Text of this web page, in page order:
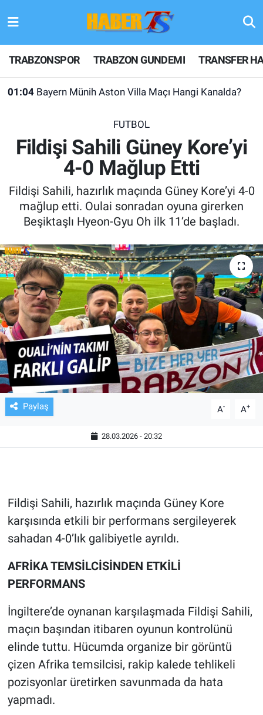
TRABZONSPOR TRABZON GUNDEMI TRANSFER
01:04 Bayern Münih Aston Villa Maçı Hangi Kanalda?
FUTBOL
Fildişi Sahili Güney Kore’yi
4-0 Mağlup Etti
Fildişi Sahili, hazırlık maçında Güney Kore’yi 4-0
mağlup etti. Oulai sonradan oyuna girerken
Beşiktaşlı Hyeon-Gyu Oh ilk 11’de başladı.
Paylaş A- A+
28.03.2026 - 20:32
Fildişi Sahili, hazırlık maçında Güney Kore
karşısında etkili bir performans sergileyerek
sahadan 4-0’lık galibiyetle ayrıldı.
AFRİKA TEMSİLCİSİNDEN ETKİLİ
PERFORMANS
İngiltere’de oynanan karşılaşmada Fildişi Sahili,
maçın başından itibaren oyunun kontrolünü
elinde tuttu. Hücumda organize bir görüntü
çizen Afrika temsilcisi, rakip kalede tehlikeli
pozisyonlar üretirken savunmada da hata
yapmadı.
TRABZONSPOR
TRABZON GUNDEMI
KULİS MEYDANI
1461 TRABZON
FUTBOL
ALT LIGLER
TV VE SİNEMA
BASKETBOL
SAĞLIK
GENEL
KÜLTÜR SANAT
EĞİTİM
ÇEVRE
POLİTİKA
SPOR
MAGAZİN
Bilim, Teknoloji
Hava Durumu
Trafik Durumu
Son Dakika Haberleri
Haber Arşivi